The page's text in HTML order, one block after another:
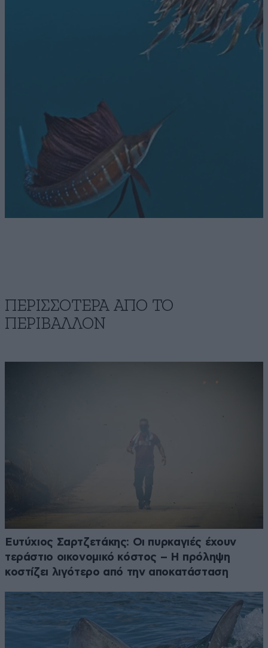
ΠΕΡΙΣΣΟΤΕΡΑ ΑΠΟ ΤΟ
ΠΕΡΙΒΑΛΛΟΝ
Ευτύχιος Σαρτζετάκης: Οι πυρκαγιές έχουν
τεράστιο οικονομικό κόστος – Η πρόληψη
κοστίζει λιγότερο από την αποκατάσταση